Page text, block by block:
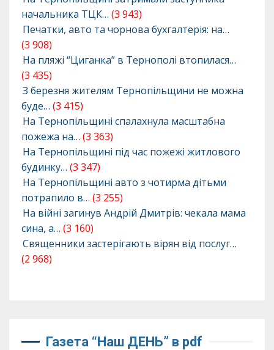
начальника ТЦК… (3 943)
Печатки, авто та чорнова бухгалтерія: на…
(3 908)
На пляжі “Циганка” в Тернополі втопилася…
(3 435)
З березня жителям Тернопільщини не можна
буде… (3 415)
На Тернопільщині спалахнула масштабна
пожежа на… (3 363)
На Тернопільщині під час пожежі житлового
будинку… (3 347)
На Тернопільщині авто з чотирма дітьми
потрапило в… (3 255)
На війні загинув Андрій Дмитрів: чекала мама
сина, а… (3 160)
Священники застерігають вірян від послуг…
(2 968)
Газета “Наш ДЕНЬ” в pdf